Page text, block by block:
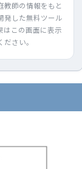
師の情報をもと
発した無料ツール
はこの画面に表示
さい。